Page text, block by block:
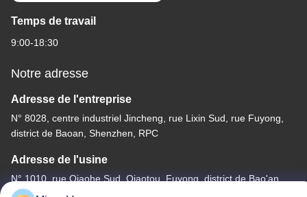
Temps de travail
9:00-18:30
Notre adresse
Adresse de l'entreprise
N° 8028, centre industriel Jincheng, rue Lixin Sud, rue Fuyong,
district de Baoan, Shenzhen, RPC
Adresse de l'usine
N° 1010, rue Qiaohe Sud, Qiaotou, Fuyong, district de Bao'an,
Shenzhen, RPC